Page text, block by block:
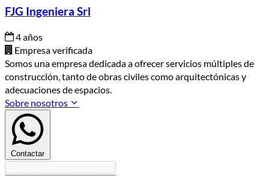
FJG Ingeniera Srl
4 años
Empresa verificada
Somos una empresa dedicada a ofrecer servicios múltiples de
construcción, tanto de obras civiles como arquitectónicas y
adecuaciones de espacios.
Sobre nosotros
Contactar